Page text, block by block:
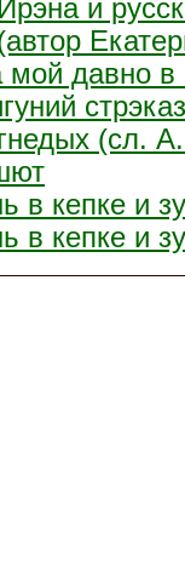
и
мой давно в
(сл.
в кепке и
в кепке и